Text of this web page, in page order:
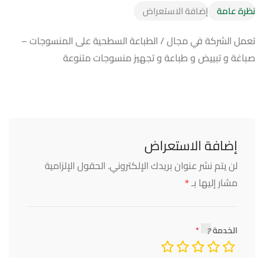
نظرة عامة إضافة الاستعراض
تعمل الشركة في مجال / الطباعة السطحية على المنسوجات –
صباغة و تبييض و طباعة و تجهيز منسوجات متنوعة
إضافة الاستعراض
لن يتم نشر عنوان بريدك الإلكتروني. الحقول الإلزامية
مشار إليها بـ*
الخدمة